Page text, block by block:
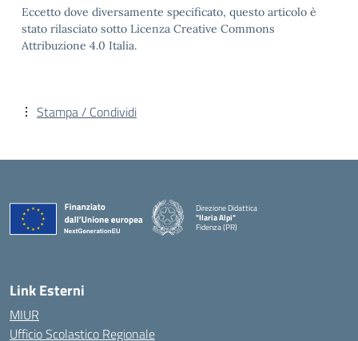
Eccetto dove diversamente specificato, questo articolo è
stato rilasciato sotto Licenza Creative Commons
Attribuzione 4.0 Italia.
Stampa / Condividi
Direzione Didattica
"Ilaria Alpi"
Fidenza (PR)
Link Esterni
MIUR
Ufficio Scolastico Regionale